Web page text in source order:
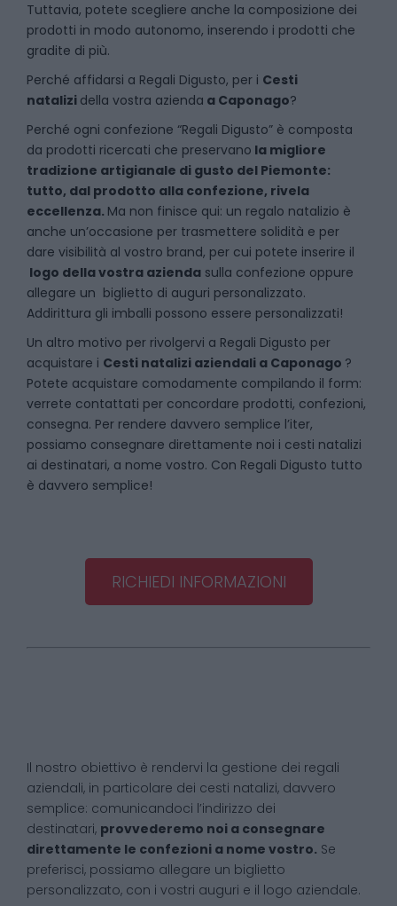
Tuttavia, potete scegliere anche la composizione dei
prodotti in modo autonomo, inserendo i prodotti che
gradite di più.
Perché affidarsi a Regali Digusto, per i Cesti
natalizi della vostra azienda a Caponago?
Perché ogni confezione “Regali Digusto” è composta
da prodotti ricercati che preservano la migliore
tradizione artigianale di gusto del Piemonte:
tutto, dal prodotto alla confezione, rivela
eccellenza. Ma non finisce qui: un regalo natalizio è
anche un’occasione per trasmettere solidità e per
dare visibilità al vostro brand, per cui potete inserire il
logo della vostra azienda sulla confezione oppure
allegare un biglietto di auguri personalizzato.
Addirittura gli imballi possono essere personalizzati!
Un altro motivo per rivolgervi a Regali Digusto per
acquistare i Cesti natalizi aziendali a Caponago ?
Potete acquistare comodamente compilando il form:
verrete contattati per concordare prodotti, confezioni,
consegna. Per rendere davvero semplice l’iter,
possiamo consegnare direttamente noi i cesti natalizi
ai destinatari, a nome vostro. Con Regali Digusto tutto
è davvero semplice!
RICHIEDI INFORMAZIONI
Il nostro obiettivo è rendervi la gestione dei regali
aziendali, in particolare dei cesti natalizi, davvero
semplice: comunicandoci l’indirizzo dei
destinatari, provvederemo noi a consegnare
direttamente le confezioni a nome vostro. Se
preferisci, possiamo allegare un biglietto
personalizzato, con i vostri auguri e il logo aziendale.